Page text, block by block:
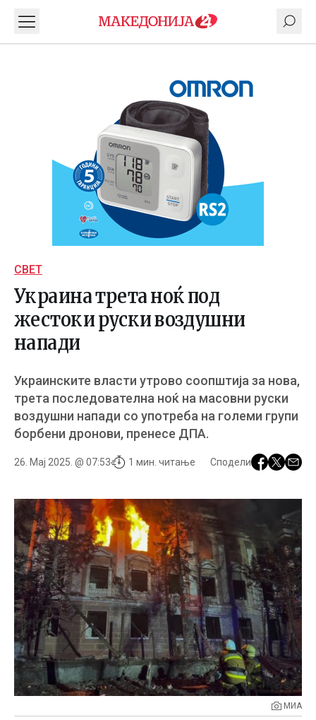
СВЕТ
Украина третa ноќ под
жестоки руски воздушни
напади
Украинските власти утрово соопштија за нова,
трета последователна ноќ на масовни руски
воздушни напади со употреба на големи групи
борбени дронови, пренесе ДПА.
26. Мај 2025. @ 07:53 1 мин. читање Сподели
МИА